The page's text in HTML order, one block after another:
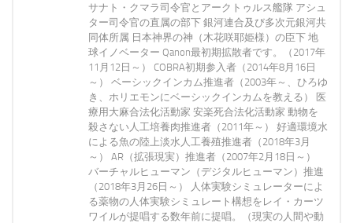
サナト・クマラ司令官とアークトゥルス艦隊 アシュ
ター司令官の直属の部下 銀河連合及び多次元銀河共
同体所属 日本神界の神（木花咲耶姫様）の臣下 地
球イノベーター Qanon最初期拡散者です。（2017年
11月12日～） COBRA初期参入者（2014年8月16日
～） ベーシックインカム推進者（2003年～、ひろゆ
き、ホリエモンにベーシックインカムを教える） 医
療用大麻合法化活動家 安楽死合法化活動家 動物を
殺さない人工培養肉推進者（2011年～） 好適環境水
による魚の陸上淡水人工養殖推進者（2018年3月
～） AR（拡張現実）推進者（2007年2月18日～）
バーチャルヒューマン（デジタルヒューマン）推進
（2018年3月26日～） 人体実験シミュレーターによ
る薬物の人体実験シミュレート構想をレイ・カーツ
ワイルが提唱する数年前に提唱。（現実の人間や動